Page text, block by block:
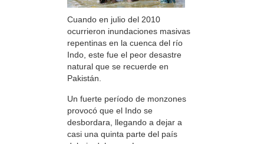
Cuando en julio del 2010
ocurrieron inundaciones masivas
repentinas en la cuenca del río
Indo, este fue el peor desastre
natural que se recuerde en
Pakistán.
Un fuerte período de monzones
provocó que el Indo se
desbordara, llegando a dejar a
casi una quinta parte del país